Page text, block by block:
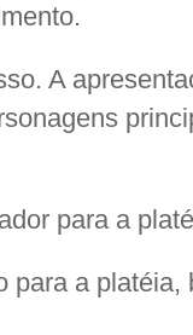
A
para a
para a